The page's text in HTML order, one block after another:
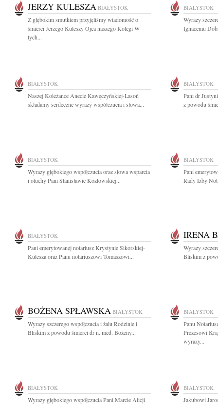
JERZY KULESZA BIAŁYSTOK
Z głębokim smutkiem przyjęliśmy wiadomość o
śmierci Jerzego Kuleszy Ojca naszego Kolegi W
tych...
BIAŁYSTOK
Wyrazy
Ignacemu
BIAŁYSTOK
Naszej Koleżance Anecie Kawęczyńskiej-Lasoń
składamy serdeczne wyrazy współczucia i słowa...
BIAŁYSTOK
Pani dr
z powodu
BIAŁYSTOK
Wyrazy głębokiego współczucia oraz słowa wsparcia
i otuchy Pani Stanisławie Kozłowskiej...
BIAŁYSTOK
Pani
Rady Izby
BIAŁYSTOK
Pani emerytowanej notariusz Krystynie Sikorskiej-
Kulesza oraz Panu notariuszowi Tomaszowi...
IRENA
Wyrazy
Bliskim z
BOŻENA SPŁAWSKA BIAŁYSTOK
Wyrazy szczerego współczucia i żalu Rodzinie i
Bliskim z powodu śmierci dr n. med. Bożeny...
BIAŁYSTOK
Panu
Prezesowi
wyrazy...
BIAŁYSTOK
Wyrazy głębokiego współczucia Pani Marcie Alicji
BIAŁYSTOK
Jakubowi